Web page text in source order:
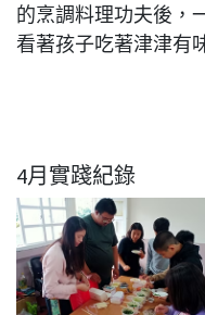
的烹調料理功夫後，
看著孩子吃著津津有
4月實踐紀錄